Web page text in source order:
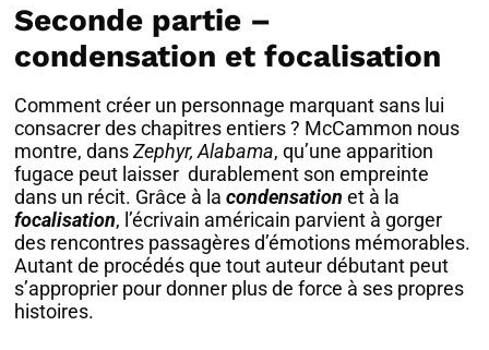
Seconde partie –
condensation et focalisation
Comment créer un personnage marquant sans lui
consacrer des chapitres entiers ? McCammon nous
montre, dansZephyr, Alabama, qu’une apparition
fugace peut laisser durablement son empreinte
dans un récit. Grâce à lacondensation et à la
focalisation, l’écrivain américain parvient à gorger
des rencontres passagères d’émotions mémorables.
Autant de procédés que tout auteur débutant peut
s’approprier pour donner plus de force à ses propres
histoires.